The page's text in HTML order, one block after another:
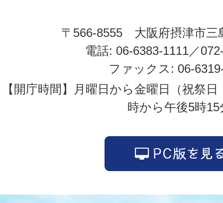
〒566-8555 大阪府摂津市三
電話: 06-6383-1111／
ファックス: 06-
【開庁時間】月曜日から金曜日（祝祭
時から午後5時15